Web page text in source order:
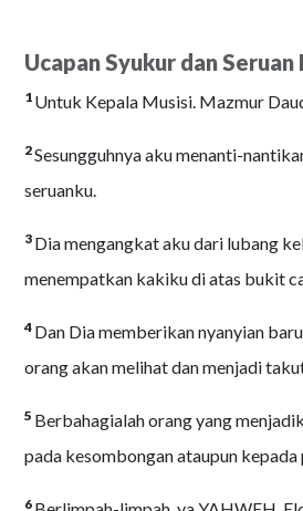
Ucapan Syukur dan
1 Untuk Kepala Musisi. Mazmur
2Sesungguhnya aku menanti-
seruanku.
3 Dia mengangkat aku dari lubang
menempatkan kakiku di atas bukit
4 Dan Dia memberikan nyanyian
orang akan melihat dan menjadi
5 Berbahagialah orang yang
pada kesombongan ataupun kepada
6